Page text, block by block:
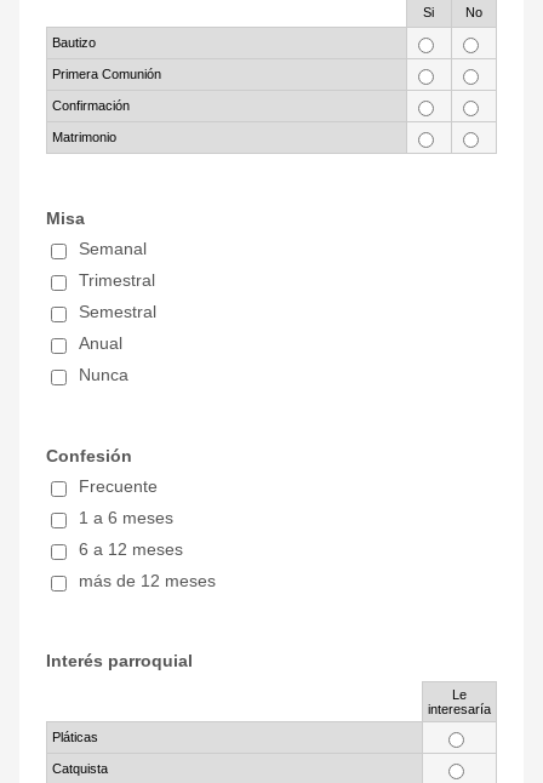
Si No
Bautizo
Primera Comunión
Confirmación
Matrimonio
Misa
Semanal
Trimestral
Semestral
Anual
Nunca
Confesión
Frecuente
1 a 6 meses
6 a 12 meses
más de 12 meses
Interés parroquial
Le
interesaría
Pláticas
Catquista